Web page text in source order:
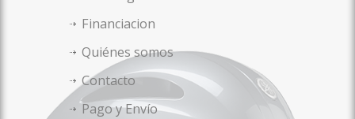
Financiacion
Quiénes somos
Contacto
Pago y Envío